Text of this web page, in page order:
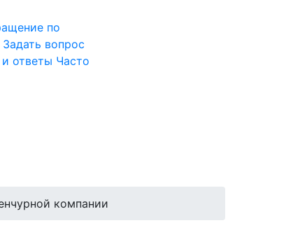
по
Задать вопрос
ответы Часто
компании